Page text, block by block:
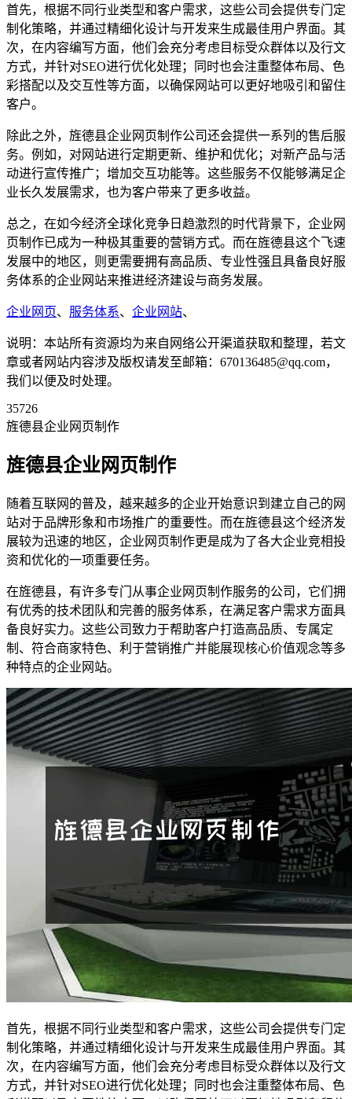
首先，根据不同行业类型和客户需求，这些公司会提供专门定
制化策略，并通过精细化设计与开发来生成最佳用户界面。其
次，在内容编写方面，他们会充分考虑目标受众群体以及行文
方式，并针对SEO进行优化处理；同时也会注重整体布局、色
彩搭配以及交互性等方面，以确保网站可以更好地吸引和留住
客户。
除此之外，旌德县企业网页制作公司还会提供一系列的售后服
务。例如，对网站进行定期更新、维护和优化；对新产品与活
动进行宣传推广；增加交互功能等。这些服务不仅能够满足企
业长久发展需求，也为客户带来了更多收益。
总之，在如今经济全球化竞争日趋激烈的时代背景下，企业网
页制作已成为一种极其重要的营销方式。而在旌德县这个飞速
发展中的地区，则更需要拥有高品质、专业性强且具备良好服
务体系的企业网站来推进经济建设与商务发展。
企业网页、 服务体系、 企业网站、
说明：本站所有资源均为来自网络公开渠道获取和整理，若文
章或者网站内容涉及版权请发至邮箱：670136485@qq.com，
我们以便及时处理。
35726
旌德县企业网页制作
旌德县企业网页制作
随着互联网的普及，越来越多的企业开始意识到建立自己的网
站对于品牌形象和市场推广的重要性。而在旌德县这个经济发
展较为迅速的地区，企业网页制作更是成为了各大企业竞相投
资和优化的一项重要任务。
在旌德县，有许多专门从事企业网页制作服务的公司，它们拥
有优秀的技术团队和完善的服务体系，在满足客户需求方面具
备良好实力。这些公司致力于帮助客户打造高品质、专属定
制、符合商家特色、利于营销推广并能展现核心价值观念等多
种特点的企业网站。
首先，根据不同行业类型和客户需求，这些公司会提供专门定
制化策略，并通过精细化设计与开发来生成最佳用户界面。其
次，在内容编写方面，他们会充分考虑目标受众群体以及行文
方式，并针对SEO进行优化处理；同时也会注重整体布局、色